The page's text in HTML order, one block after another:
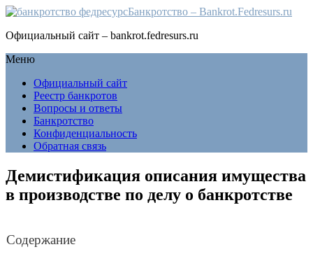
Банкротство – Bankrot.Fedresurs.ru
Официальный сайт – bankrot.fedresurs.ru
Меню
Официальный сайт
Реестр банкротов
Вопросы и ответы
Банкротство
Конфиденциальность
Обратная связь
Демистификация описания имущества
в производстве по делу о банкротстве
Содержание